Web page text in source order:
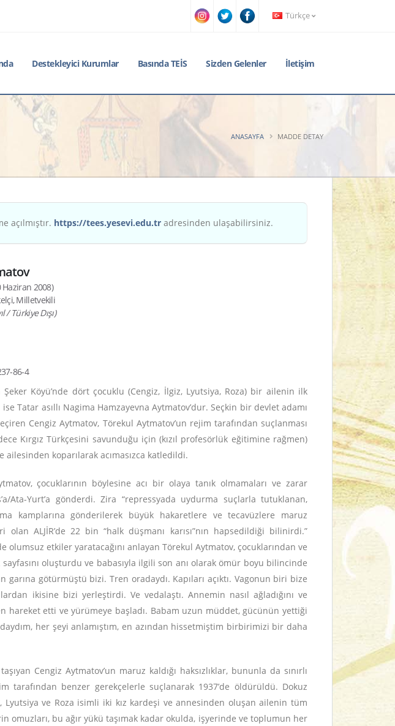
Türkçe
Destekleyici Kurumlar Basında TEİS Sizden Gelenler İletişim
ANASAYFA MADDE DETAY
açılmıştır. https://tees.yesevi.edu.tr adresinden ulaşabilirsiniz.
Haziran 2008)
Milletvekili
/ Türkiye Dışı)
86-4
Köyü’nde dört çocuklu (Cengiz, İlgiz, Lyutsiya, Roza) bir ailenin ilk
Tatar asıllı Nagima Hamzayevna Aytmatov’dur. Seçkin bir devlet adamı
Cengiz Aytmatov, Törekul Aytmatov’un rejim tarafından suçlanması
Kırgız Türkçesini savunduğu için (kızıl profesörlük eğitimine rağmen)
koparılarak acımasızca katledildi.
çocuklarının böylesine acı bir olaya tanık olmamaları ve zarar
Ata-Yurt’a gönderdi. Zira “repressyada uydurma suçlarla tutuklanan,
kamplarına gönderilerek büyük hakaretlere ve tecavüzlere maruz
ALJİR’de 22 bin “halk düşmanı karısı”nın hapsedildiği bilinirdi.”
etkiler yaratacağını anlayan Törekul Aytmatov, çocuklarından ve
oluşturdu ve babasıyla ilgili son anı olarak ömür boyu bilincinde
götürmüştü bizi. Tren oradaydı. Kapıları açıktı. Vagonun biri bize
ikisine bizi yerleştirdi. Ve vedalaştı. Annemin nasıl ağladığını ve
etti ve yürümeye başladı. Babam uzun müddet, gücünün yettiği
her şeyi anlamıştım, en azından hissetmiştim birbirimizi bir daha
Cengiz Aytmatov’un maruz kaldığı haksızlıklar, bununla da sınırlı
tarafından benzer gerekçelerle suçlanarak 1937’de öldürüldü. Dokuz
ve Roza isimli iki kız kardeşi ve annesinden oluşan ailenin tüm
omuzları, bu ağır yükü taşımak kadar okulda, işyerinde ve toplumun her